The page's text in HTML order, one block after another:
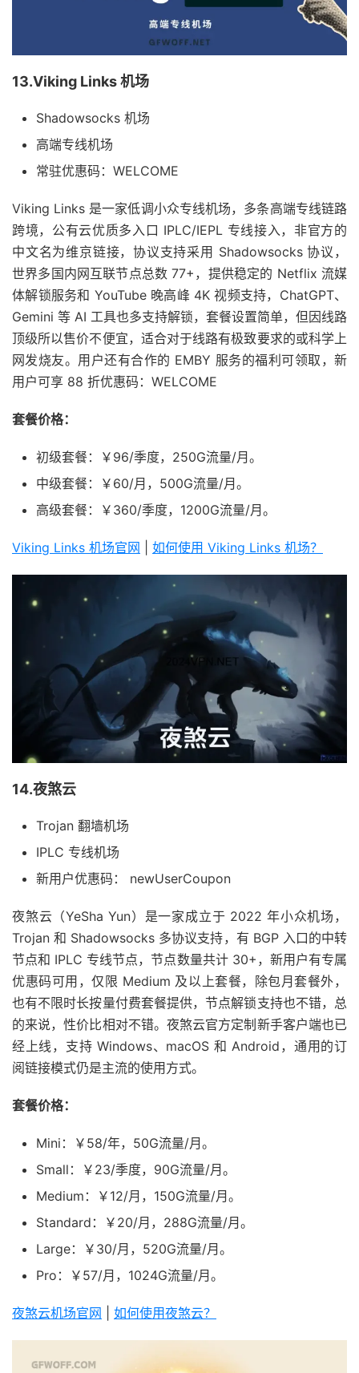
13.Viking Links 机场
Shadowsocks 机场
高端专线机场
常驻优惠码：WELCOME
Viking Links 是一家低调小众专线机场，多条高端专线链路
跨境，公有云优质多入口 IPLC/IEPL 专线接入，非官方的
中文名为维京链接，协议支持采用 Shadowsocks 协议，
世界多国内网互联节点总数 77+，提供稳定的 Netflix 流媒
体解锁服务和 YouTube 晚高峰 4K 视频支持，ChatGPT、
Gemini 等 AI 工具也多支持解锁，套餐设置简单，但因线路
顶级所以售价不便宜，适合对于线路有极致要求的或科学上
网发烧友。用户还有合作的 EMBY 服务的福利可领取，新
用户可享 88 折优惠码：WELCOME
套餐价格：
初级套餐：￥96/季度，250G流量/月。
中级套餐：￥60/月，500G流量/月。
高级套餐：￥360/季度，1200G流量/月。
Viking Links 机场官网 如何使用 Viking Links 机场？
14.夜煞云
Trojan 翻墙机场
IPLC 专线机场
新用户优惠码： newUserCoupon
夜煞云（YeSha Yun）是一家成立于 2022 年小众机场，
Trojan 和 Shadowsocks 多协议支持，有 BGP 入口的中转
节点和 IPLC 专线节点，节点数量共计 30+，新用户有专属
优惠码可用，仅限 Medium 及以上套餐，除包月套餐外，
也有不限时长按量付费套餐提供，节点解锁支持也不错，总
的来说，性价比相对不错。夜煞云官方定制新手客户端也已
经上线，支持 Windows、macOS 和 Android，通用的订
阅链接模式仍是主流的使用方式。
套餐价格：
Mini：￥58/年，50G流量/月。
Small：￥23/季度，90G流量/月。
Medium：￥12/月，150G流量/月。
Standard：￥20/月，288G流量/月。
Large：￥30/月，520G流量/月。
Pro：￥57/月，1024G流量/月。
夜煞云机场官网 如何使用夜煞云？